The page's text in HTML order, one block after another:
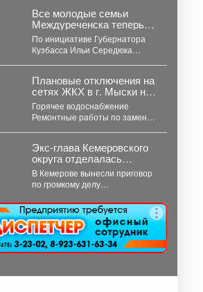
Оформление кромки
ЛДСП
100 руб.
Рулет меренговый с
масляным кремом
1400
путь?...
Все молодые семьи
Междуреченска теперь
могут бесплатно
пользоваться
предметами первой
необходимости для
новорождённых.
По инициативе Губернатора
Кузбасса Ильи Середюка
Подробности далее.
Плановые отключения на
сетях ЖКХ в г. Мыски на
06 августа 2026 г.
Горячее водоснабжение
Ремонтные работы по замене
Экс-глава Кемеровского
округа отделалась
условкой за ущерб на 300
млн рублей
В Кемерове вынесли приговор
по громкому делу
чиновницы, которая попалась
на злоупотреблении властью.
...